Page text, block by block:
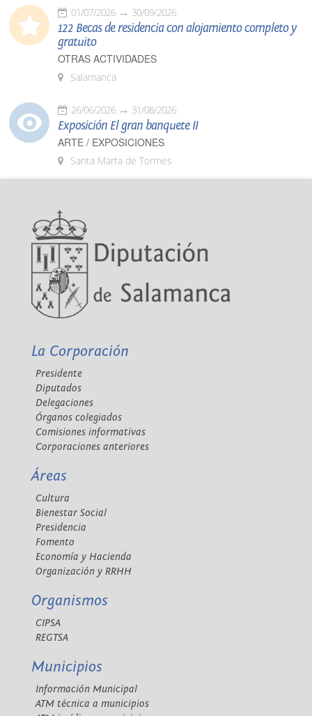
01/07/2026 30/09/2026
122 Becas de residencia con alojamiento completo y
gratuito
OTRAS ACTIVIDADES
Salamanca
26/06/2026 31/08/2026
Exposición El gran banquete II
ARTE / EXPOSICIONES
Santa Marta de Tormes
La Corporación
Presidente
Diputados
Delegaciones
Órganos colegiados
Comisiones informativas
Corporaciones anteriores
Áreas
Cultura
Bienestar Social
Presidencia
Fomento
Economía y Hacienda
Organización y RRHH
Organismos
CIPSA
REGTSA
Municipios
Información Municipal
ATM técnica a municipios